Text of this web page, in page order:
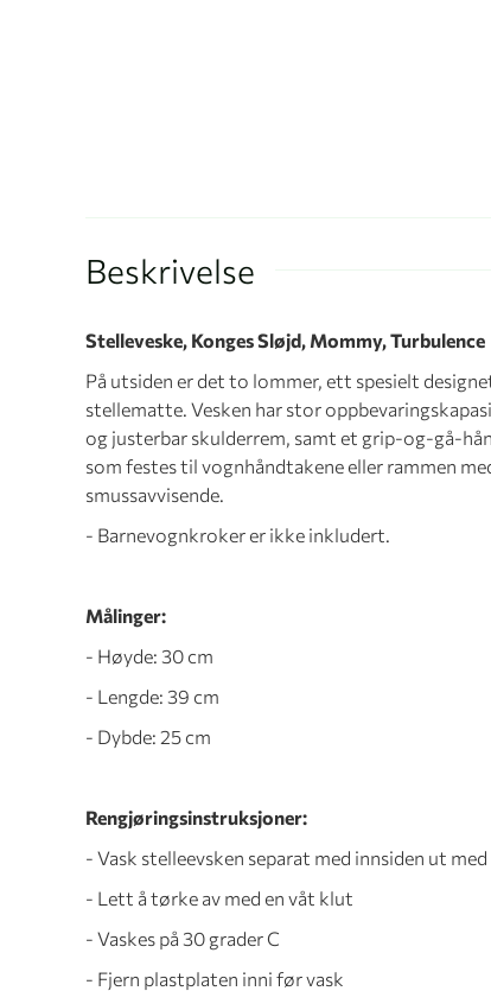
Beskrivelse
Stelleveske, Konges Sløjd, Mommy, Turbulence
På utsiden er det to lommer, ett spesielt
stellematte. Vesken har stor
og justerbar skulderrem, samt et grip-og-gå-
som festes til vognhåndtakene eller rammen
smussavvisende.
- Barnevognkroker er ikke inkludert.
Målinger:
- Høyde: 30 cm
- Lengde: 39 cm
- Dybde: 25 cm
Rengjøringsinstruksjoner:
- Vask stelleevsken separat med innsiden ut
- Lett å tørke av med en våt klut
- Vaskes på 30 grader C
- Fjern plastplaten inni før vask